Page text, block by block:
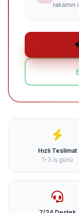
rakamın
Hızlı Teslimat
1-3 iş günü